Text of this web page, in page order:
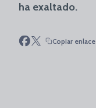
ha exaltado.
Copiar enlace